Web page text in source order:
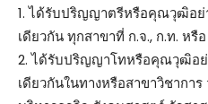
1. ได้รับปริญญาตรีหรือคุณวุฒิอย่
เดียวกัน ทุกสาขาที่ ก.จ., ก.ท. หรื
2. ได้รับปริญญาโทหรือคุณวุฒิอย่
เดียวกันในทางหรือสาขาวิชากา